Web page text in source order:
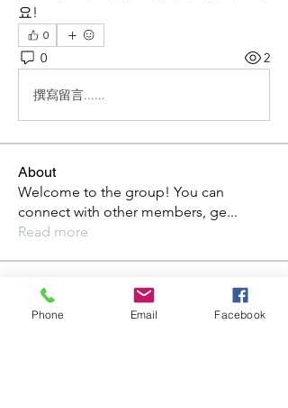
요!
0
0 2
撰寫留言......
About
Welcome to the group! You can
connect with other members, ge...
Read more
Members
Steve
Follow
Phone Email Facebook